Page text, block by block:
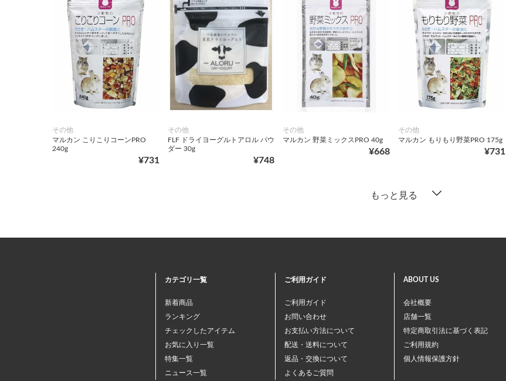
その他
マルカン こりこりコーンPRO
240g
¥731
その他
FLF ドライヨーグルトアロル パウ
ダー 30g
¥748
その他
マルカン 野菜ミックスPRO 40g
¥668
その他
マルカン もりもり野菜PRO 175g
¥731
もっと見る
カテゴリ一覧
新着商品
ランキング
チェックしたアイテム
お気に入り一覧
特集一覧
ニュース一覧
ご利用ガイド
ご利用ガイド
お問い合わせ
お支払い方法について
配送・送料について
返品・交換について
よくあるご質問
ABOUT US
会社概要
店舗一覧
特定商取引法に基づく表記
ご利用規約
個人情報保護方針